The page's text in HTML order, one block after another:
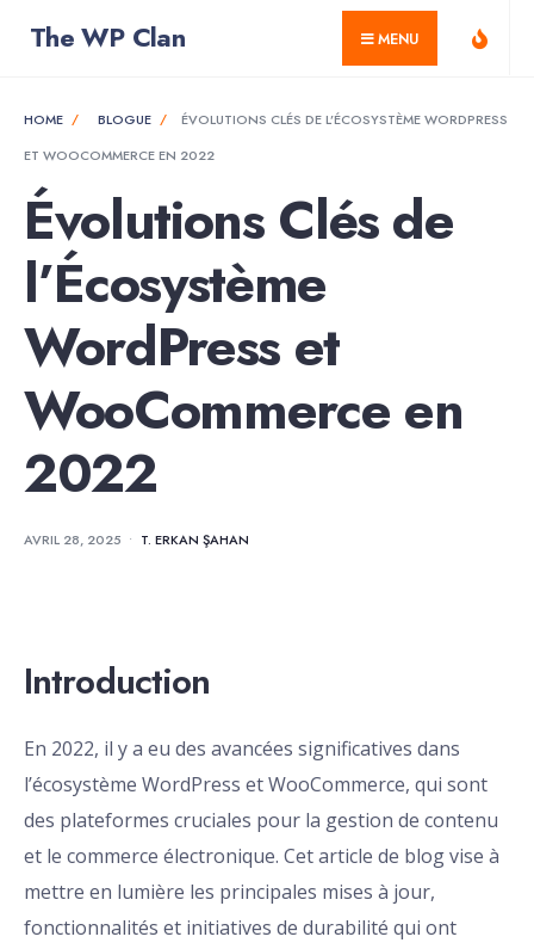
The WP Clan MENU
HOME BLOGUE
ÉVOLUTIONS CLÉS DE L’ÉCOSYSTÈME WORDPRESS
ET WOOCOMMERCE EN 2022
Évolutions Clés de
l’Écosystème
WordPress et
WooCommerce en
2022
AVRIL 28, 2025 • T. ERKAN ŞAHAN
Introduction
En 2022, il y a eu des avancées significatives dans
l’écosystème WordPress et WooCommerce, qui sont
des plateformes cruciales pour la gestion de contenu
et le commerce électronique. Cet article de blog vise à
mettre en lumière les principales mises à jour,
fonctionnalités et initiatives de durabilité qui ont